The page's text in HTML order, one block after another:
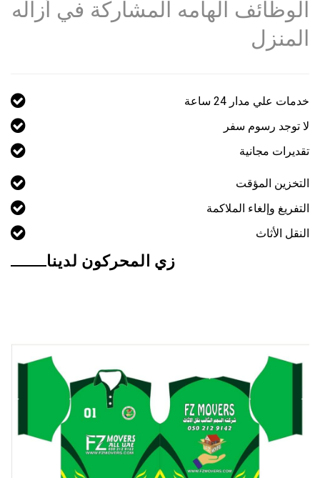
الوظائف الهامه المشاركة في أزاله
المنزل
خدمات علي مدار 24 ساعة
لا توجد رسوم سفر
تقديرات مجانية
التخزين المؤقت
التفريغ وإلغاء الملاكمة
النقل الأثاث
زي المحركون لدينا